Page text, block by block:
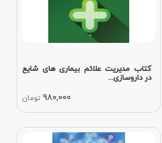
کتاب مدیریت علائم بیماری های شایع
در داروسازی...
980,000 تومان